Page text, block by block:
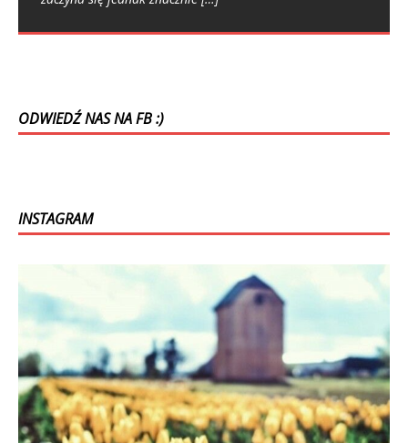
jezior, malowniczych dróg i szerokich plaż, przyciągają co
ODWIEDŹ NAS NA FB :)
INSTAGRAM